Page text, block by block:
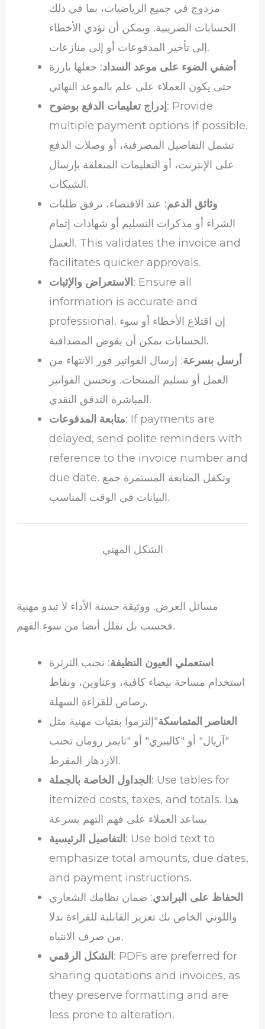
مزدوج في جميع الرياضيات، بما في ذلك
الحسابات الضريبية. ويمكن أن تؤدي الأخطاء
إلى تأخير المدفوعات أو إلى منازعات.
أضفي الضوء على موعد السداد: جعلها بارزة
حتى يكون العملاء على علم بالموعد النهائي
إدراج تعليمات الدفع بوضوح: Provide
multiple payment options if possible.
تشمل التفاصيل المصرفية، أو وصلات الدفع
على الإنترنت، أو التعليمات المتعلقة بإرسال
الشيكات.
وثائق الدعم: عند الاقتضاء، ترفق طلبات
الشراء أو مذكرات التسليم أو شهادات إتمام
العمل. This validates the invoice and
facilitates quicker approvals.
الاستعراض والإثبات: Ensure all
information is accurate and
professional. إن اقتلاع الأخطاء أو سوء
الحسابات يمكن أن يقوض المصداقية.
أرسل بسرعة: إرسال الفواتير فور الانتهاء من
العمل أو تسليم المنتجات. وتحسن الفواتير
المباشرة التدفق النقدي.
متابعة المدفوعات: If payments are
delayed, send polite reminders with
reference to the invoice number and
due date. وتكفل المتابعة المستمرة جمع
البيانات في الوقت المناسب.
الشكل المهني
مسائل العرض. ووثيقة حسنة الأداء لا تبدو مهنية
فحسب بل تقلل أيضا من سوء الفهم.
استعملي العيون النظيفة: تجنب الثرثرة
استخدام مساحة بيضاء كافية، وعناوين، ونقاط
رصاص للقراءة السهلة.
العناصر المتماسكة"إلتزموا بفتيات مهنية مثل
"آريال" أو "كاليبري" أو "تايمز رومان تجنب
الازدهار المفرط.
الجداول الخاصة بالجملة: Use tables for
itemized costs, taxes, and totals. هذا
يساعد العملاء على فهم التهم بسرعة
التفاصيل الرئيسية: Use bold text to
emphasize total amounts, due dates,
and payment instructions.
الحفاظ على البراندي: ضمان نظامك الشعاري
واللوني الخاص بك تعزيز القابلية للقراءة بدلا
من صرف الانتباه.
الشكل الرقمي: PDFs are preferred for
sharing quotations and invoices, as
they preserve formatting and are
less prone to alteration.